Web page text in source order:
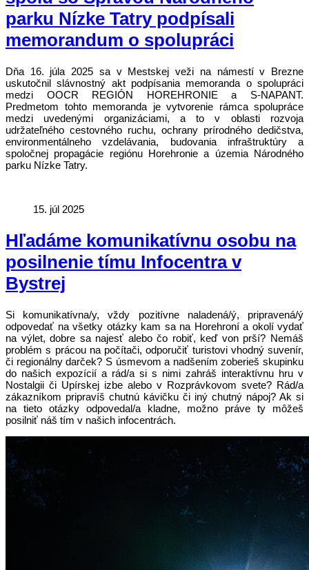
parku Nízke Tatry podpísali
memorandum o spolupráci
Dňa 16. júla 2025 sa v Mestskej veži na námestí v Brezne
uskutočnil slávnostný akt podpísania memoranda o spolupráci
medzi OOCR REGIÓN HOREHRONIE a S-NAPANT.
Predmetom tohto memoranda je vytvorenie rámca spolupráce
medzi uvedenými organizáciami, a to v oblasti rozvoja
udržateľného cestovného ruchu, ochrany prírodného dedičstva,
environmentálneho vzdelávania, budovania infraštruktúry a
spoločnej propagácie regiónu Horehronie a územia Národného
parku Nízke Tatry.
15. júl 2025
Hľadáme komunikatívnu osobu na
posilnenie tímu Infocentra v
Bystrej
Si komunikatívna/y, vždy pozitívne naladená/ý, pripravená/ý
odpovedať na všetky otázky kam sa na Horehroní a okolí vydať
na výlet, dobre sa najesť alebo čo robiť, keď von prší? Nemáš
problém s prácou na počítači, odporučiť turistovi vhodný suvenír,
či regionálny darček? S úsmevom a nadšením zoberieš skupinku
do našich expozícií a rád/a si s nimi zahráš interaktívnu hru v
Nostalgii či Upírskej izbe alebo v Rozprávkovom svete? Rád/a
zákazníkom pripravíš chutnú kávičku či iný chutný nápoj? Ak si
na tieto otázky odpovedal/a kladne, možno práve ty môžeš
posilniť náš tím v našich infocentrách.